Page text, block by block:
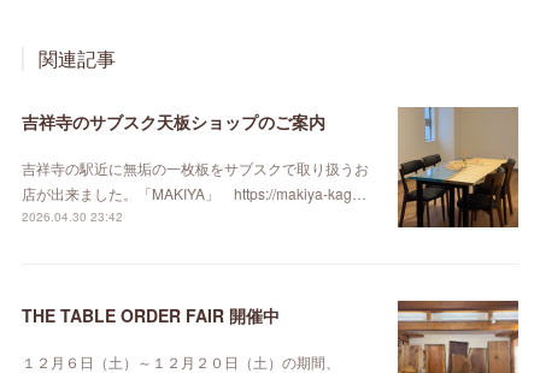
関連記事
吉祥寺のサブスク天板ショップのご案内
吉祥寺の駅近に無垢の一枚板をサブスクで取り扱うお
店が出来ました。「MAKIYA」 https://makiya-kag…
2026.04.30 23:42
THE TABLE ORDER FAIR 開催中
１２月６日（土）～１２月２０日（土）の期間、